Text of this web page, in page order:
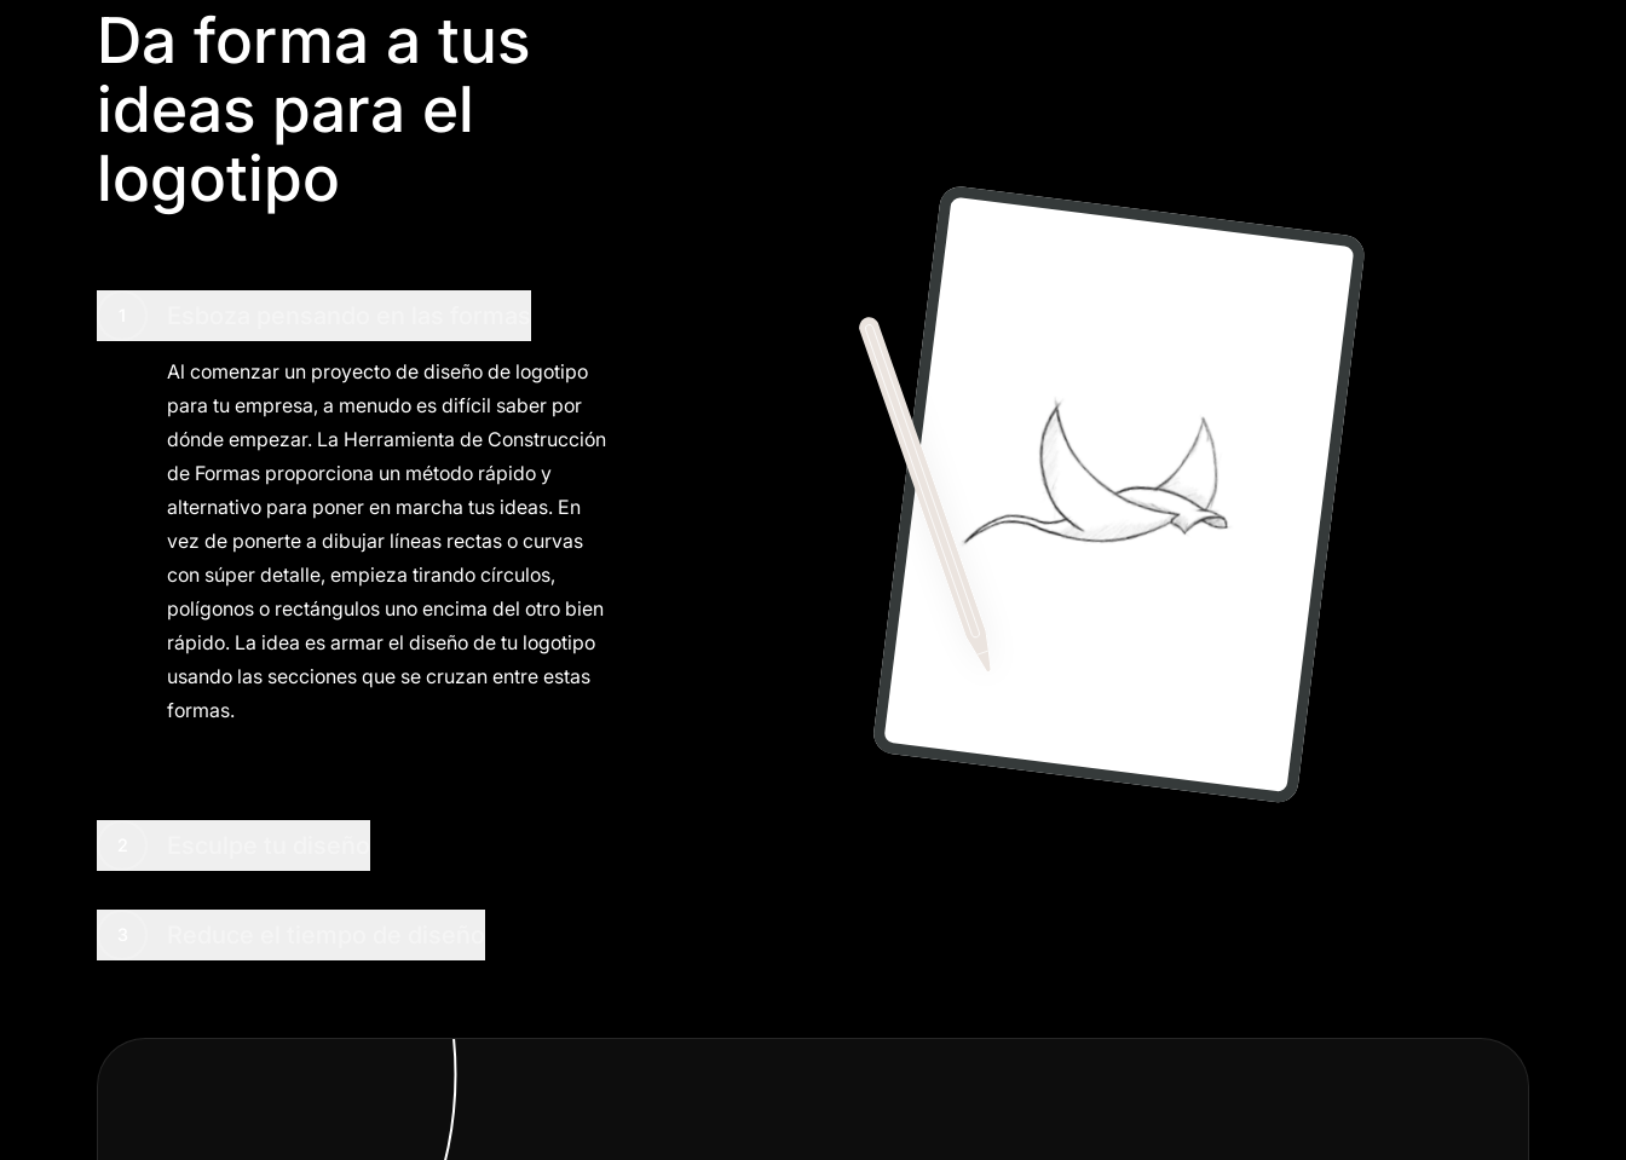
Da forma a tus
ideas para el
logotipo
Al comenzar un proyecto de diseño de logotipo
para tu empresa, a menudo es difícil saber por
dónde empezar. La Herramienta de Construcción
de Formas proporciona un método rápido y
alternativo para poner en marcha tus ideas. En
vez de ponerte a dibujar líneas rectas o curvas
con súper detalle, empieza tirando círculos,
polígonos o rectángulos uno encima del otro bien
rápido. La idea es armar el diseño de tu logotipo
usando las secciones que se cruzan entre estas
formas.